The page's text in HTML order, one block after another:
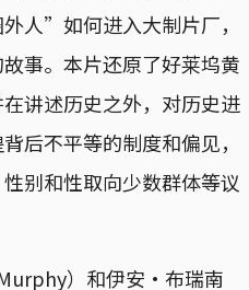
人”如何进入大制片厂，
事。本片还原了好莱坞黄
讲述历史之外，对历史进
后不平等的制度和偏见，
别和性取向少数群体等议
）和伊安·布瑞南